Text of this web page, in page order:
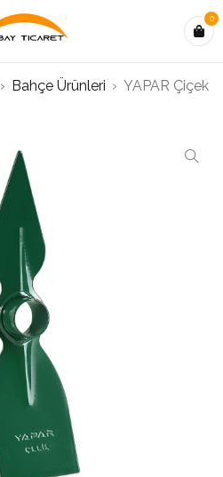
0
› Bahçe Ürünleri › YAPAR Çiçek